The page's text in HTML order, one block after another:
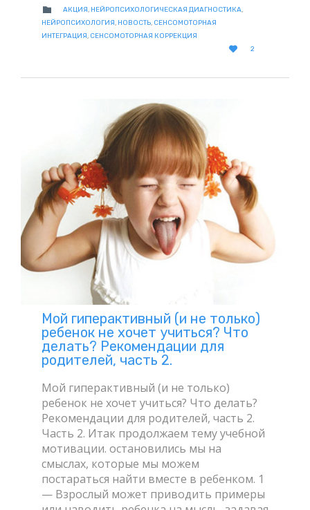
 CATEGORY
АКЦИЯ, НЕЙРОПСИХОЛОГИЧЕСКАЯ ДИАГНОСТИКА,
НЕЙРОПСИХОЛОГИЯ, НОВОСТЬ, СЕНСОМОТОРНАЯ
ИНТЕГРАЦИЯ, СЕНСОМОТОРНАЯ КОРРЕКЦИЯ

LOVE
2
Мой гиперактивный (и не только)
ребенок не хочет учиться? Что
делать? Рекомендации для
родителей, часть 2.
Мой гиперактивный (и не только)
ребенок не хочет учиться? Что делать?
Рекомендации для родителей, часть 2.
Часть 2. Итак продолжаем тему учебной
мотивации. остановились мы на
смыслах, которые мы можем
постараться найти вместе в ребенком. 1
— Взрослый может приводить примеры